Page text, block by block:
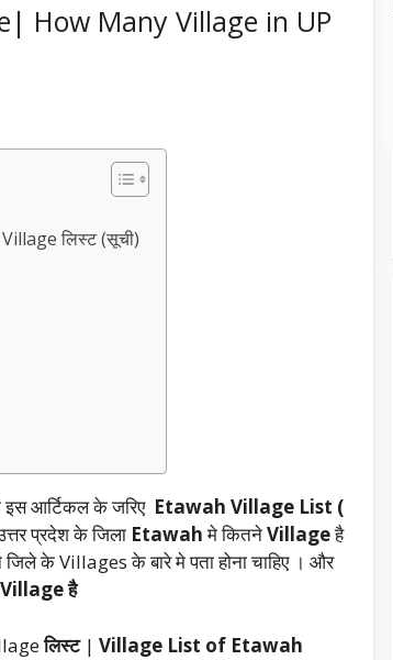
How Many Village in UP
लिस्ट (सूची)
आर्टिकल के जरिए Etawah Village List (
प्रदेश के जिला Etawahमे कितनेVillageहै
के Villages के बारे मे पता होना चाहिए । और
है
लिस्ट | Village List of Etawah